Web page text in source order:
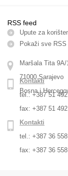
RSS feed
Upute za
Pokaži sve RSS
Maršala Tita 9A/
71000 Sarajevo
Bosna i
Kontakti
tel.: +387 51
fax: +387 51
Kontakti
tel.: +387 36
fax: +387 36